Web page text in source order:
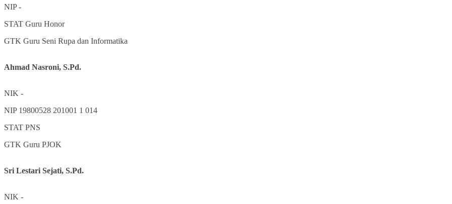
NIP-
STAT Guru Honor
GTK Guru Seni Rupa dan Informatika
Ahmad Nasroni, S.Pd.
NIK -
NIP 19800528 201001 1 014
STAT PNS
GTK Guru PJOK
Sri Lestari Sejati, S.Pd.
NIK -